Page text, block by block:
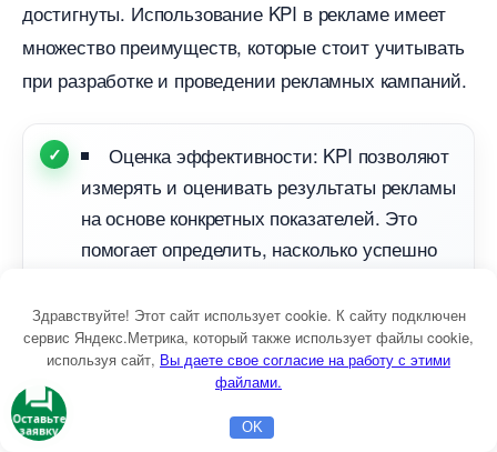
достигнуты. Использование KPI в рекламе имеет
множество преимуществ, которые стоит учитывать
при разработке и проведении рекламных кампаний.
Оценка эффективности: KPI позволяют
измерять и оценивать результаты рекламы
на основе конкретных показателей. Это
помогает определить, насколько успешно
могут потребоваться для улучшения
результатов.
Фокус на целевой аудитории: KPI
Здравствуйте! Этот сайт использует cookie. К сайту подключен
сервис Яндекс.Метрика, который также использует файлы cookie,
используя сайт, ы даете свое согласие на работу с этими
файлами.
OK
Оставьте
заявку